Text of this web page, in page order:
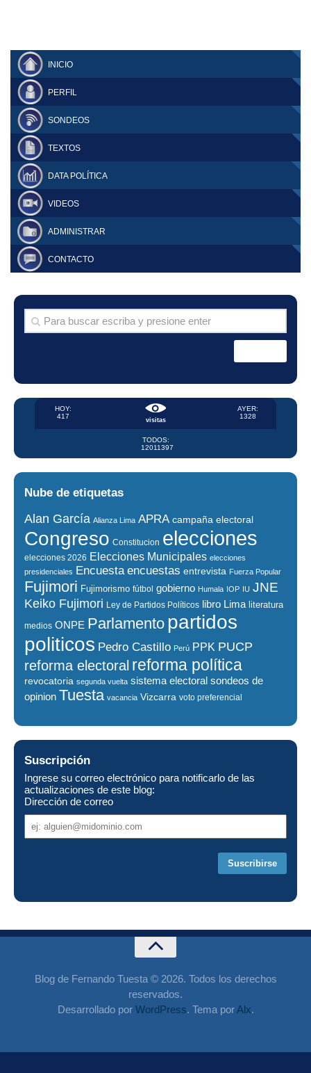
INICIO
PERFIL
SONDEOS
TEXTOS
DATA POLÍTICA
VIDEOS
ADMINISTRAR
CONTACTO
visitas
HOY:
417
AYER:
1328
TODOS:
12011397
Nube de etiquetas
Alan García Alianza Lima APRA campaña electoral
Congreso Constitucion elecciones
elecciones 2026 Elecciones Municipales elecciones
presidenciales Encuesta encuestas entrevista Fuerza Popular
Fujimori Fujimorismo fútbol gobierno Humala IOP IU JNE
Keiko Fujimori Ley de Partidos Políticos libro Lima literatura
medios ONPE Parlamento partidos
politicos Pedro Castillo Perú PPK PUCP
reforma electoral reforma política
revocatoria segunda vuelta sistema electoral sondeos de
opinion Tuesta vacancia Vizcarra voto preferencial
Suscripción
Ingrese su correo electrónico para notificarlo de las
actualizaciones de este blog:
Dirección de correo
Dirección
de
Blog de Fernando Tuesta © 2026. Todos los derechos
reservados.
Desarrollado por WordPress. Tema porAlx.